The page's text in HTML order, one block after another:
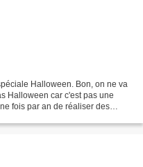
Halloween. Bon, on ne va
Halloween car c'est pas une
fois par an de réaliser des